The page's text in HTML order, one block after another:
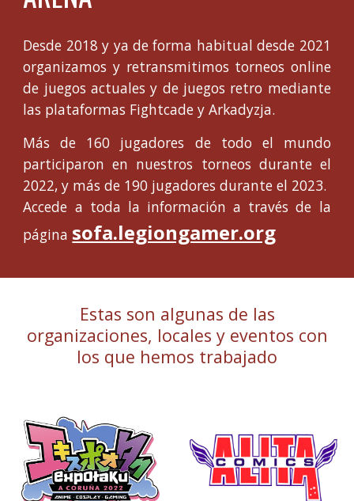
Desde 2018 y ya de forma habitual desde 2021
organizamos y retransmitimos torneos online
de juegos actuales y de juegos retro mediante
las plataformas Fightcade y Arkadyzja.
Más de 160 jugadores de todo el mundo
participaron en nuestros torneos durante el
2022, y más de 190 jugadores durante el 2023.
Accede a toda la información a través de la
página sofa.legiongamer.org
Estas son algunas de las
organizaciones, locales y eventos con
los que hemos trabajado